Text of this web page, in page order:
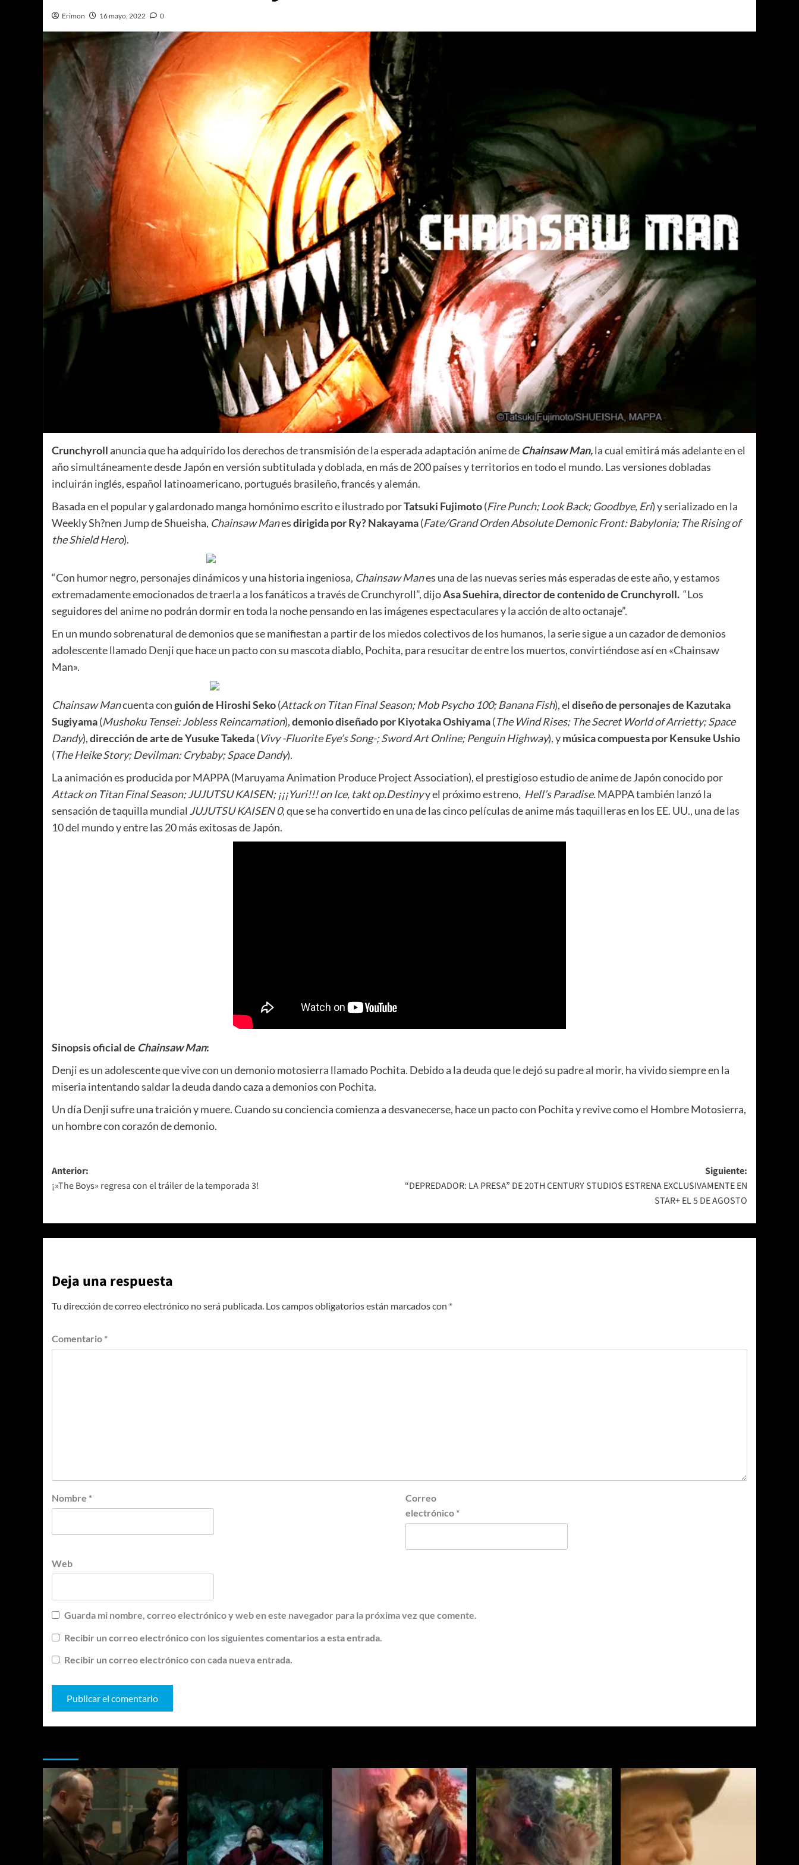
Erimon 16 mayo, 2022 0
Crunchyrollanuncia que ha adquirido los derechos de transmisión de la esperada adaptación anime de Chainsaw Man,la cual emitirá más adelante en el
año simultáneamente desde Japón en versión subtitulada y doblada, en más de 200 países y territorios en todo el mundo. Las versiones dobladas
incluirán inglés, español latinoamericano, portugués brasileño, francés y alemán.
Basada en el popular y galardonado manga homónimo escrito e ilustrado porTatsuki Fujimoto(Fire Punch; Look Back; Goodbye, Eri) y serializado en la
Weekly Sh?nen Jump de Shueisha, Chainsaw Manesdirigida porRy? Nakayama(Fate/Grand Orden Absolute Demonic Front: Babylonia; The Rising of
the Shield Hero).
“Con humor negro, personajes dinámicos y una historia ingeniosa, Chainsaw Manes una de las nuevas series más esperadas de este año, y estamos
extremadamente emocionados de traerla a los fanáticos a través de Crunchyroll”, dijoAsa Suehira, director de contenido de Crunchyroll. “Los
seguidores del anime no podrán dormir en toda la noche pensando en las imágenes espectaculares y la acción de alto octanaje”.
En un mundo sobrenatural de demonios que se manifiestan a partir de los miedos colectivos de los humanos, la serie sigue a un cazador de demonios
adolescente llamado Denji que hace un pacto con su mascota diablo, Pochita, para resucitar de entre los muertos, convirtiéndose así en «Chainsaw
Man».
Chainsaw Mancuenta conguión de Hiroshi Seko(Attack on Titan Final Season; Mob Psycho 100; Banana Fish), el diseño de personajes de Kazutaka
Sugiyama(Mushoku Tensei: Jobless Reincarnation),demonio diseñado porKiyotaka Oshiyama(The Wind Rises; The Secret Worldof Arrietty; Space
Dandy),dirección de arte de Yusuke Takeda(Vivy -Fluorite Eye’s Song-; Sword Art Online; Penguin Highway), ymúsica compuesta porKensuke Ushio
(The Heike Story; Devilman: Crybaby; Space Dandy).
La animación es producida por MAPPA (Maruyama Animation Produce Project Association), el prestigioso estudio de anime de Japón conocido por
Attack on Titan Final Season; JUJUTSU KAISEN; ¡¡¡Yuri!!! on Ice, takt op.Destinyy el próximo estreno, Hell’s Paradise. MAPPA también lanzó la
sensación de taquilla mundial JUJUTSU KAISEN 0, que se ha convertido en una de las cinco películas de anime más taquilleras en los EE. UU., una de las
10 del mundo y entre las 20 más exitosas de Japón.
Sinopsis oficial de Chainsaw Man:
Denji es un adolescente que vive con un demonio motosierra llamado Pochita. Debido a la deuda que le dejó su padre al morir, ha vivido siempre en la
miseria intentando saldar la deuda dando caza a demonios con Pochita.
Un día Denji sufre una traición y muere. Cuando su conciencia comienza a desvanecerse, hace un pacto con Pochita y revive como el Hombre Motosierra,
un hombre con corazón de demonio.
Navegación
de
Anterior:
¡»The Boys» regresa con el tráiler de la temporada 3!
Siguiente:
“DEPREDADOR: LA PRESA” DE 20TH CENTURY STUDIOS ESTRENA EXCLUSIVAMENTE EN
STAR+ EL 5 DE AGOSTO
Deja una respuesta
Tu dirección de correo electrónico no será publicada. Los campos obligatorios están marcados con *
Comentario *
Nombre *
Correo
electrónico *
Web
Guarda mi nombre, correo electrónico y web en este navegador para la próxima vez que comente.
Recibir un correo electrónico con los siguientes comentarios a esta entrada.
Recibir un correo electrónico con cada nueva entrada.